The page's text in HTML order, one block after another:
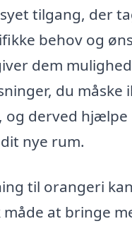
tilgang, der
behov og
dem
du måske
og derved hjælpe
nye rum.
til orangeri
at bringe